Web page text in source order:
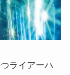
ライアーハ